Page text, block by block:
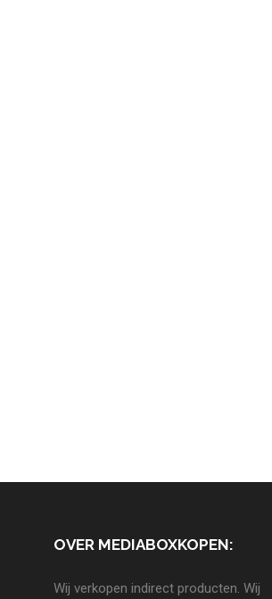
OVER MEDIABOXKOPEN:
Wij verkopen indirect producten. Wij